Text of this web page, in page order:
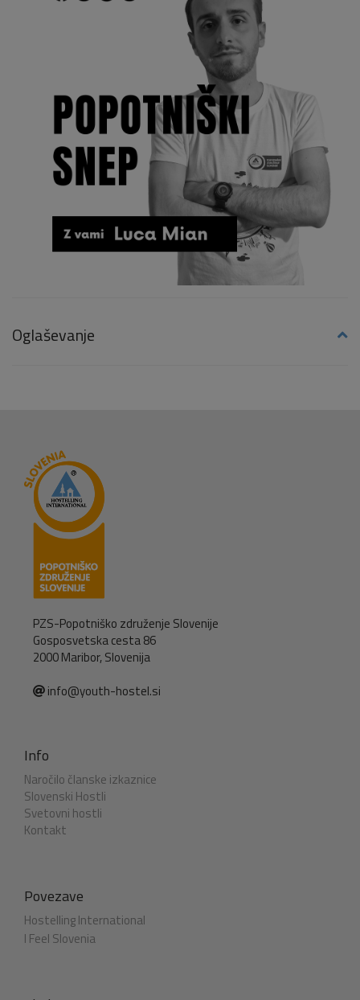
Oglaševanje
PZS-Popotniško združenje Slovenije
Gosposvetska cesta 86
2000 Maribor, Slovenija
info@youth-hostel.si
Info
Naročilo članske izkaznice
Slovenski Hostli
Svetovni hostli
Kontakt
Povezave
Hostelling International
I Feel Slovenia